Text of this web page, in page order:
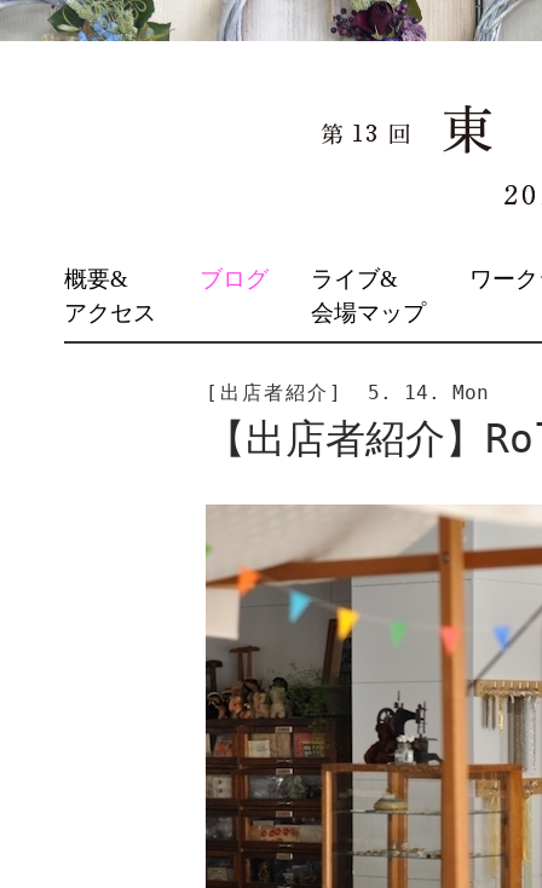
TO
CONTENT
概要&
アクセス
ブログ
ライブ&
会場マップ
ワー
[出店者紹介] 5. 14. Mon
【出店者紹介】